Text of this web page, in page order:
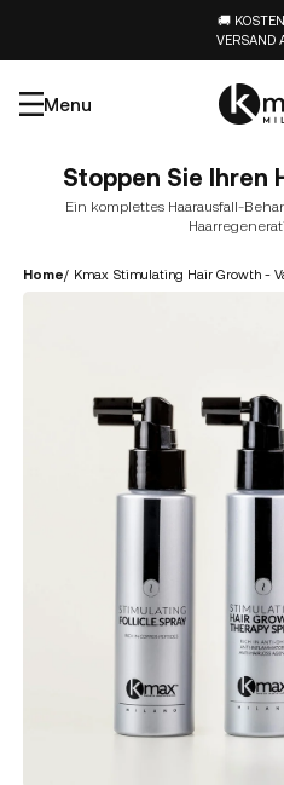
🚚
VERSAND
Menu
Stoppen Sie Ihren
Ein komplettes Haarausfall-
Home/ Kmax Stimulating Hair Growth -